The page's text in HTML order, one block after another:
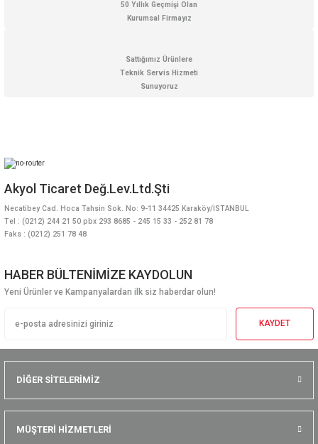
50 Yıllık Geçmişi Olan
Kurumsal Firmayız
Sattığımız Ürünlere
Teknik Servis Hizmeti
Sunuyoruz
Akyol Ticaret Değ.Lev.Ltd.Şti
Necatibey Cad. Hoca Tahsin Sok. No: 9-11 34425 Karaköy/İSTANBUL
Tel : (0212) 244 21 50 pbx 293 8685 - 245 15 33 - 252 81 78
Faks : (0212) 251 78 48
HABER BÜLTENİMİZE KAYDOLUN
Yeni Ürünler ve Kampanyalardan ilk siz haberdar olun!
KAYDET
DİĞER SİTELERİMİZ
MÜŞTERİ HİZMETLERİ